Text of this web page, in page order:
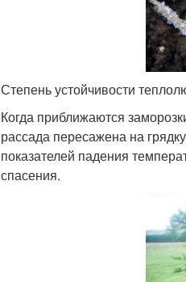
Степень устойчивости
Когда приближаются
рассада пересажена на
показателей падения
спасения.